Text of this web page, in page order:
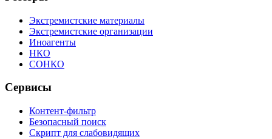
Экстремистские материалы
Экстремистские организации
Иноагенты
НКО
СОНКО
Сервисы
Контент-фильтр
Безопасный поиск
Скрипт для слабовидящих